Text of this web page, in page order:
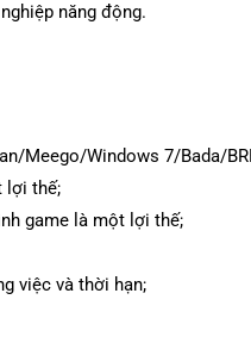
năng động.
Meego/Windows 7/Bada/
lợi thế;
game là một lợi thế;
việc và thời hạn;